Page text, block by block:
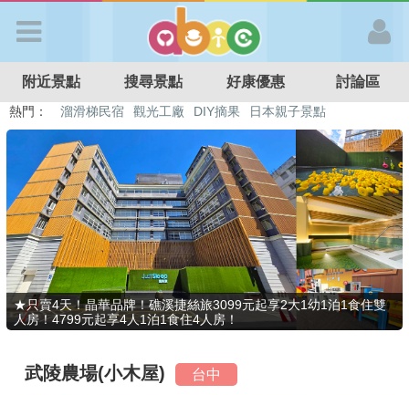
APP登入
首 頁
搜尋景點
好康優惠
最新消息
最新留言
附近景點 搜尋景點 好康優惠 討論區
熱門： 特色遊戲場 親子住房優惠 台北親子餐廳
溫泉泡湯SPA
溜滑梯民宿
觀光工廠 DIY摘果 日本親子景點
★只賣4天！晶華品牌！礁溪捷絲旅3099元起享2大1幼1泊1食住雙
人房！4799元起享4人1泊1食住4人房！
武陵農場(小木屋) 台中